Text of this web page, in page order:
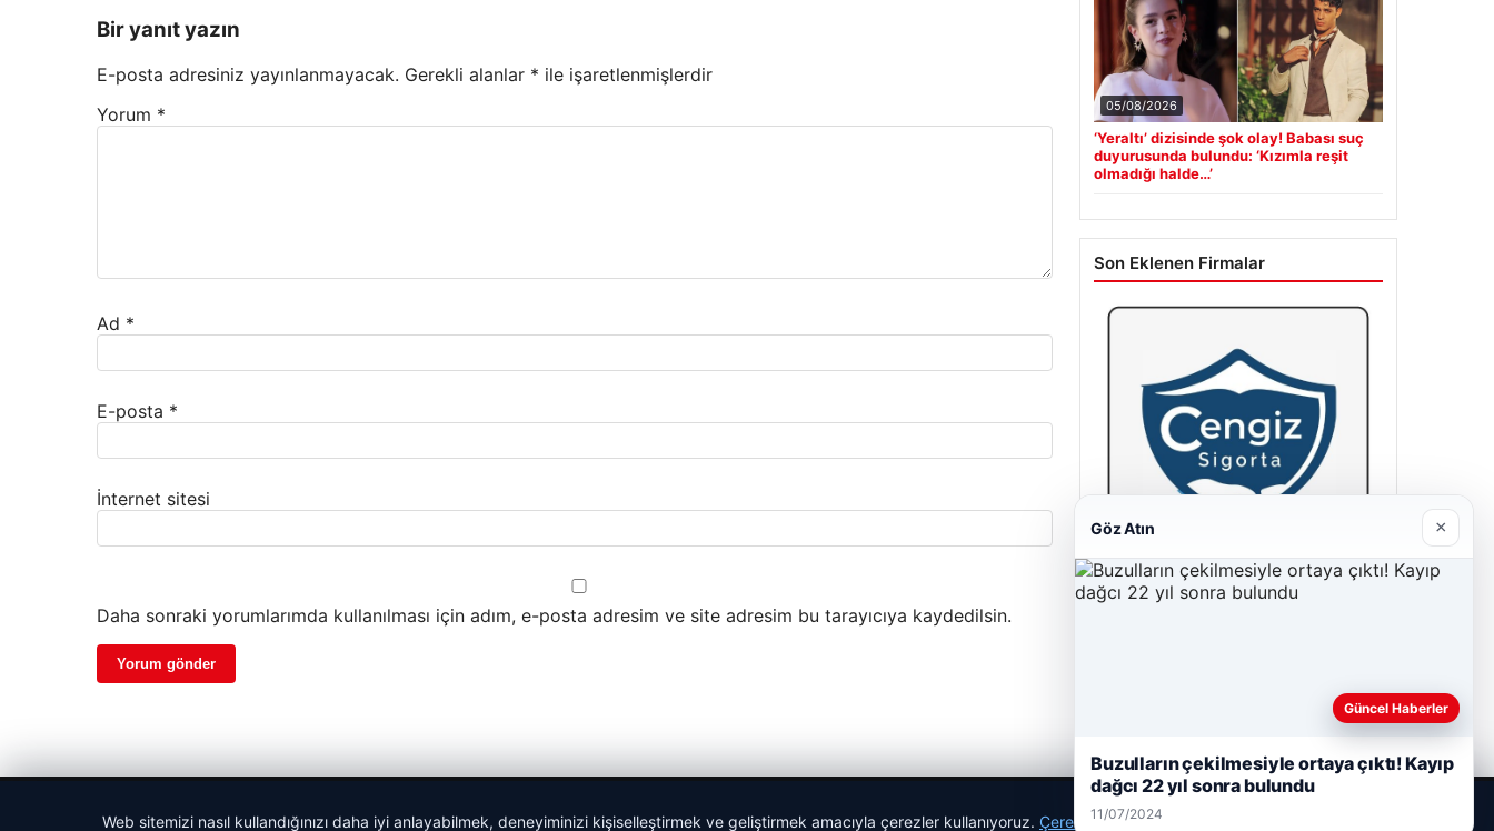
Bir yanıt yazın
E-posta adresiniz yayınlanmayacak. Gerekli alanlar * ile işaretlenmişlerdir
Yorum *
Ad *
E-posta *
İnternet sitesi
Daha sonraki yorumlarımda kullanılması için adım, e-posta adresim ve site adresim bu tarayıcıya kaydedilsin.
05/08/2026
‘Yeraltı’ dizisinde şok olay! Babası suç
duyurusunda bulundu: ‘Kızımla reşit
olmadığı halde…’
Son Eklenen Firmalar
Cengiz Sigorta
Web sitemizi nasıl kullandığınızı daha iyi anlayabilmek, deneyiminizi kişiselleştirmek ve geliştirmek amacıyla çerezler kullanıyoruz. Çerez Politikamız
Göz Atın ×
Güncel Haberler
Buzulların çekilmesiyle ortaya çıktı! Kayıp
dağcı 22 yıl sonra bulundu
11/07/2024